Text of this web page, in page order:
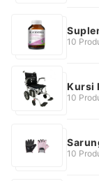
10
Kursi
10
10